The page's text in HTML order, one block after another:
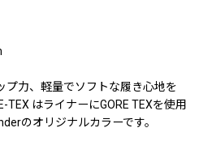
プ力、軽量でソフトな履き心地を
TEX はライナーにGORE TEXを使用
のオリジナルカラーです。